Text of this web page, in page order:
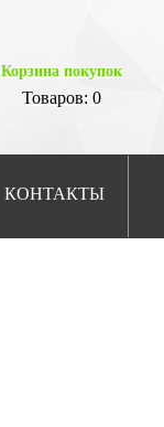
Корзина покупок
Товаров: 0
КОНТАКТЫ